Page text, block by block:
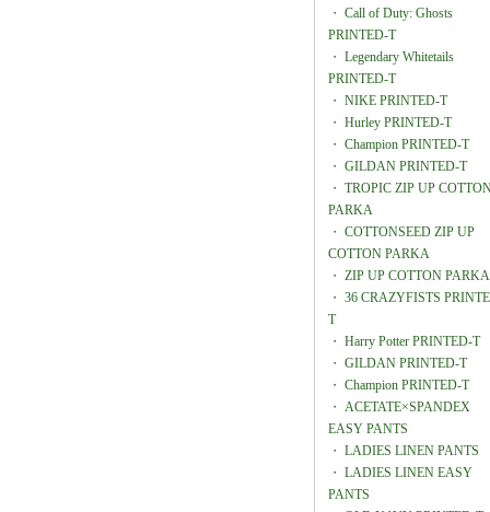
・ Call of Duty: Ghosts
PRINTED-T
・ Legendary Whitetails
PRINTED-T
・ NIKE PRINTED-T
・ Hurley PRINTED-T
・ Champion PRINTED-T
・ GILDAN PRINTED-T
・ TROPIC ZIP UP
PARKA
・ COTTONSEED ZIP UP
COTTON PARKA
・ ZIP UP COTTON PARKA
・ 36 CRAZYFISTS
T
・ Harry Potter PRINTED-T
・ GILDAN PRINTED-T
・ Champion PRINTED-T
・ ACETATE×SPANDEX
EASY PANTS
・ LADIES LINEN PANTS
・ LADIES LINEN EASY
PANTS